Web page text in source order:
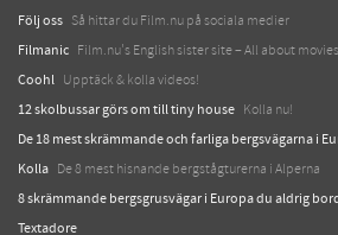
Följ oss Så hittar du Film.nu på sociala medier
Filmanic Film.nu's English sister site – All about
Coohl Upptäck & kolla videos!
12 skolbussar görs om till tiny house Kolla nu!
De 18 mest skrämmande och farliga bergsvägarna i
Kolla De 8 mest hisnande bergstågturerna i Alperna
8 skrämmande bergsgrusvägar i Europa du aldrig
Textadore